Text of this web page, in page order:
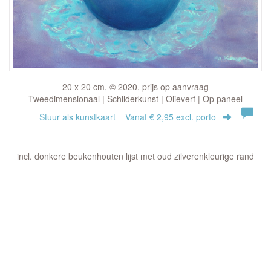
20 x 20 cm, © 2020, prijs op aanvraag
Tweedimensionaal | Schilderkunst | Olieverf | Op paneel
Stuur als kunstkaart Vanaf € 2,95 excl. porto
incl. donkere beukenhouten lijst met oud zilverenkleurige rand